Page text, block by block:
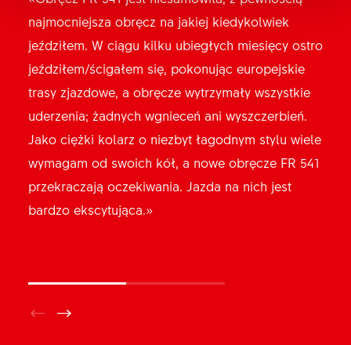
najmocniejsza obręcz na jakiej kiedykolwiek
jeździłem. W ciągu kilku ubiegłych miesięcy ostro
jeździłem/ścigałem się, pokonując europejskie
trasy zjazdowe, a obręcze wytrzymały wszystkie
uderzenia; żadnych wgnieceń ani wyszczerbień.
Jako ciężki kolarz o niezbyt łagodnym stylu wiele
wymagam od swoich kół, a nowe obręcze FR 541
przekraczają oczekiwania. Jazda na nich jest
bardzo ekscytująca.»
«Od wielu lat pracuję z podzespołami DT Swiss,
ponieważ uważam, że są bardzo dobrej jakości, a
ich niezawodność należy do najlepszych na
rynku. Ponieważ sprzedaję rowery górskie, często
muszę wymieniać obręcze i prawie zawsze wtedy
wybieram DT Swiss. Kiedy montowałem koła z
obręczami FR 541, rozpoznałem typową dla tej
marki jakość, a połączenie tej obręczy ze
szprychami i piastami DT Swiss sprawiła, że